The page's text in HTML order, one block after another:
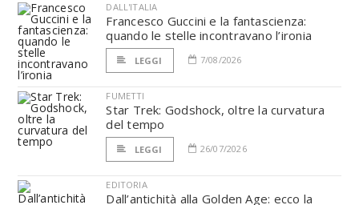
DALL'ITALIA
Francesco Guccini e la fantascienza:
quando le stelle incontravano l’ironia
LEGGI 7/08/2026
FUMETTI
Star Trek: Godshock, oltre la curvatura
del tempo
LEGGI 26/07/2026
EDITORIA
Dall’antichità alla Golden Age: ecco la